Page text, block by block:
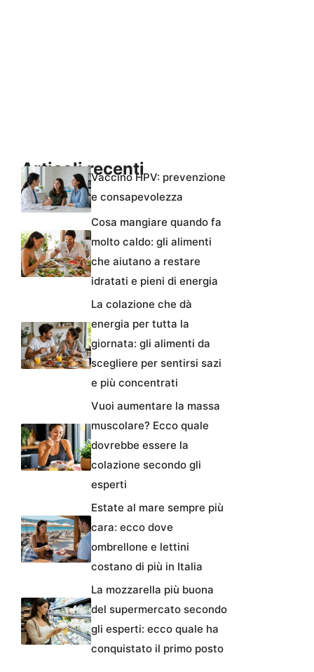
Articoli recentiVaccino HPV: prevenzione
e consapevolezza
Cosa mangiare quando fa
molto caldo: gli alimenti
che aiutano a restare
idratati e pieni di energia
La colazione che dà
energia per tutta la
giornata: gli alimenti da
scegliere per sentirsi sazi
e più concentrati
Vuoi aumentare la massa
muscolare? Ecco quale
dovrebbe essere la
colazione secondo gli
esperti
Estate al mare sempre più
cara: ecco dove
ombrellone e lettini
costano di più in Italia
La mozzarella più buona
del supermercato secondo
gli esperti: ecco quale ha
conquistato il primo posto